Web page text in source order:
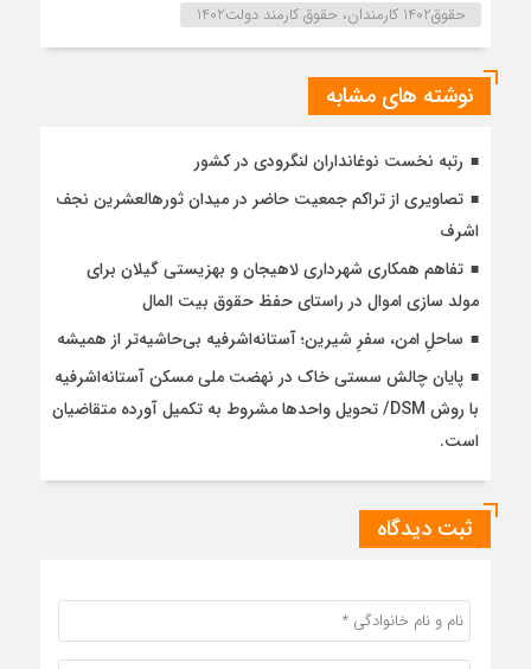
حقوق1402 کارمندان، حقوق کارمند دولت1402
نوشته های مشابه
رتبه نخست نوغانداران لنگرودی در کشور
تصاویری از تراکم جمعیت حاضر در میدان ثورهالعشرین نجف
اشرف
تفاهم همکاری شهرداری لاهیجان و بهزیستی گیلان برای
مولد سازی اموال در راستای حفظ حقوق بیت المال
ساحلِ امن، سفرِ شیرین؛ آستانه‌اشرفیه بی‌حاشیه‌تر از همیشه
پایان چالش سستی خاک در نهضت ملی مسکن آستانه‌اشرفیه
با روش DSM/ تحویل واحدها مشروط به تکمیل آورده متقاضیان
است.
ثبت دیدگاه